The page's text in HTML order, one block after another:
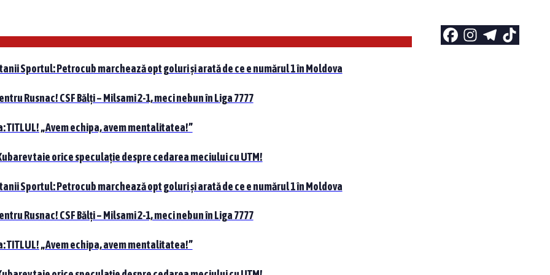
Sportul: Petrocub marchează opt goluri și arată de ce e numărul 1 în Moldova
Rusnac! CSF Bălți – Milsami 2-1, meci nebun în Liga 7777
TITLUL! „Avem echipa, avem mentalitatea!”
taie orice speculație despre cedarea meciului cu UTM!
Sportul: Petrocub marchează opt goluri și arată de ce e numărul 1 în Moldova
Rusnac! CSF Bălți – Milsami 2-1, meci nebun în Liga 7777
TITLUL! „Avem echipa, avem mentalitatea!”